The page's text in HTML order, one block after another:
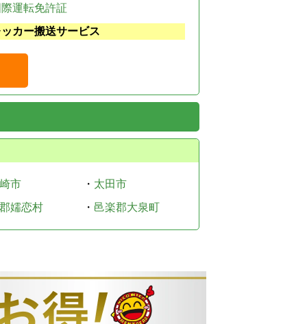
運転免許証
カー搬送サービス
市 ・ 太田市
嬬恋村
・ 邑楽郡大泉町